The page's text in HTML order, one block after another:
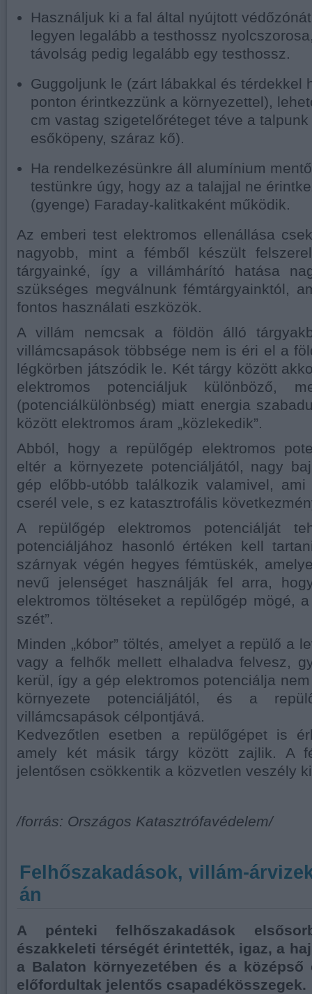
Használjuk ki a fal által nyújtott
legyen legalább a testhossz
távolság pedig legalább egy testhossz.
Guggoljunk le (zárt lábakkal és térdekkel
ponton érintkezzünk a környezettel),
cm vastag szigetelőréteget téve a
esőköpeny, száraz kő).
Ha rendelkezésünkre áll alumínium
testünkre úgy, hogy az a talajjal ne
(gyenge) Faraday-kalitkaként működik.
Az emberi test elektromos ellenállása
nagyobb, mint a fémből készült
tárgyainké, így a villámhárító hatása
szükséges megválnunk fémtárgyainktól,
fontos használati eszközök.
A villám nemcsak a földön álló
villámcsapások többsége nem is éri el a
légkörben játszódik le. Két tárgy között
elektromos potenciáljuk különböző,
(potenciálkülönbség) miatt energia
között elektromos áram „közlekedik”.
Abból, hogy a repülőgép elektromos
eltér a környezete potenciáljától, nagy
gép előbb-utóbb találkozik valamivel, ami
cserél vele, s ez katasztrofális
A repülőgép elektromos potenciálját
potenciáljához hasonló értéken kell
szárnyak végén hegyes fémtüskék,
nevű jelenséget használják fel arra,
elektromos töltéseket a repülőgép mögé,
szét”.
Minden „kóbor” töltés, amelyet a repülő a
vagy a felhők mellett elhaladva felvesz,
kerül, így a gép elektromos potenciálja
környezete potenciáljától, és a
villámcsapások célpontjává.
Kedvezőtlen esetben a repülőgépet is
amely két másik tárgy között zajlik. A
jelentősen csökkentik a közvetlen veszély
/forrás: Országos Katasztrófavédelem/
Felhőszakadások, villám-
án
A pénteki felhőszakadások
északkeleti térségét érintették, igaz, a
a Balaton környezetében és a középső
előfordultak jelentős csapadékösszegek.